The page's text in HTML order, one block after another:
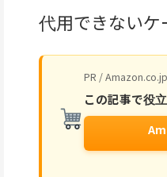
代用できないケ
PR / Amazon.co.jp
この記事で役